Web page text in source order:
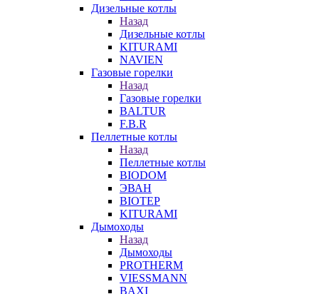
Дизельные котлы
Назад
Дизельные котлы
KITURAMI
NAVIEN
Газовые горелки
Назад
Газовые горелки
BALTUR
F.B.R
Пеллетные котлы
Назад
Пеллетные котлы
BIODOM
ЭВАН
BIOTEP
KITURAMI
Дымоходы
Назад
Дымоходы
PROTHERM
VIESSMANN
BAXI